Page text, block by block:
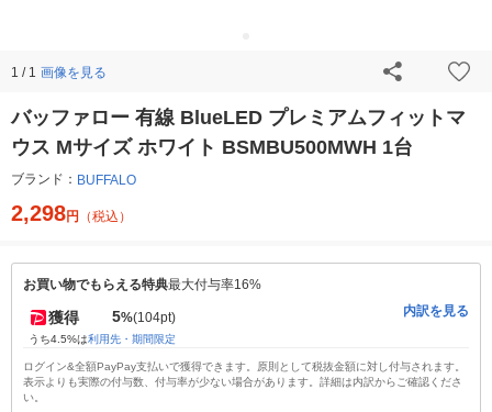
1 / 1 画像を見る
バッファロー 有線 BlueLED プレミアムフィットマ
ウス Mサイズ ホワイト BSMBU500MWH 1台
ブランド： BUFFALO
2,298円 （税込）
お買い物でもらえる特典最大付与率16%
獲得 5%(104pt)
うち4.5%は利用先・期間限定
内訳を見る
ログイン&全額PayPay支払いで獲得できます。原則として税抜金額に対し付与されます。
表示よりも実際の付与数、付与率が少ない場合があります。詳細は内訳からご確認くださ
い。